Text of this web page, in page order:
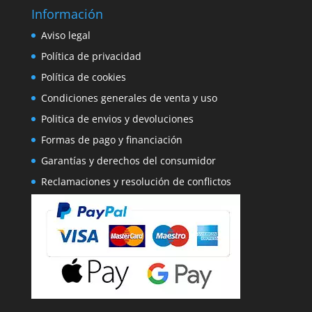
Información
Aviso legal
Política de privacidad
Política de cookies
Condiciones generales de venta y uso
Politica de envios y devoluciones
Formas de pago y financiación
Garantías y derechos del consumidor
Reclamaciones y resolución de conflictos